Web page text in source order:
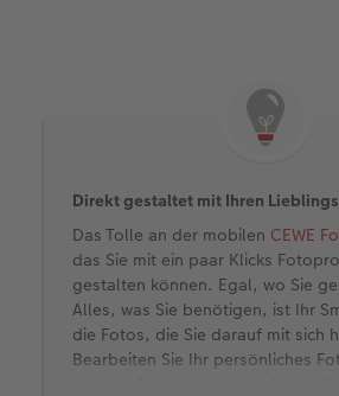
Direkt gestaltet mit Ihren
Das Tolle an der mobilen CEWE
das Sie mit ein paar Klicks
gestalten können. Egal, wo Sie
Alles, was Sie benötigen, ist Ihr
die Fotos, die Sie darauf mit sich
Bearbeiten Sie Ihr persönliches